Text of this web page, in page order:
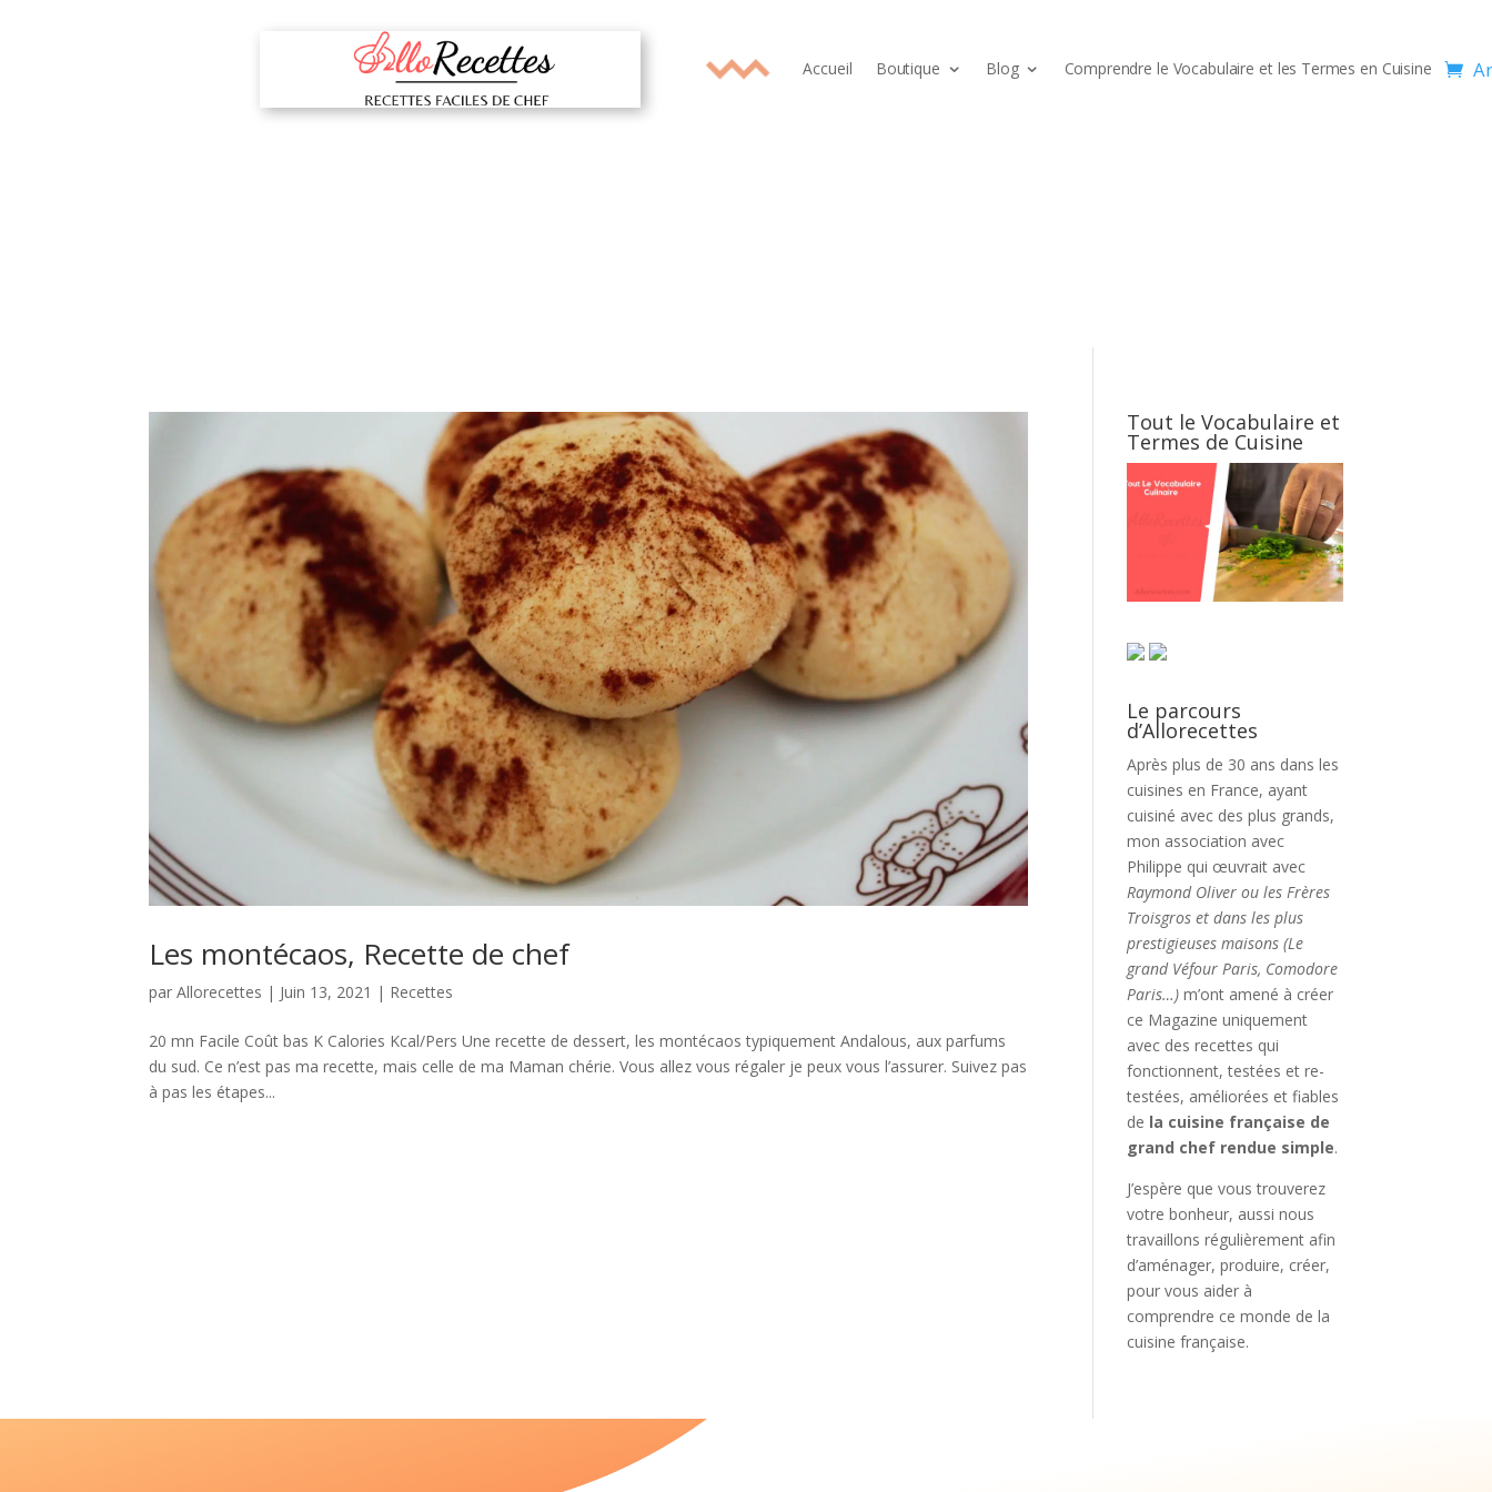
Accueil Boutique Blog Comprendre le Vocabulaire et les Termes en Cuisine
Les montécaos, Recette de chef
parAllorecettes | Juin 13, 2021 | Recettes
20 mn Facile Coût bas K Calories Kcal/Pers Une recette de dessert, les montécaos typiquement Andalous, aux parfums
du sud. Ce n’est pas ma recette, mais celle de ma Maman chérie. Vous allez vous régaler je peux vous l’assurer. Suivez pas
à pas les étapes...
Tout le Vocabulaire et
Termes de Cuisine
Le parcours
d’Allorecettes
Après plus de 30 ans dans les
cuisines en France, ayant
cuisiné avec des plus grands,
mon association avec
Philippe qui œuvrait avec
Raymond Oliver ou les Frères
Troisgros et dans les plus
prestigieuses maisons (Le
grand Véfour Paris, Comodore
Paris…) m’ont amené à créer
ce Magazine uniquement
avec des recettes qui
fonctionnent, testées et re-
testées, améliorées et fiables
de la cuisine française de
grand chef rendue simple.
J’espère que vous trouverez
votre bonheur, aussi nous
travaillons régulièrement afin
d’aménager, produire, créer,
pour vous aider à
comprendre ce monde de la
cuisine française.